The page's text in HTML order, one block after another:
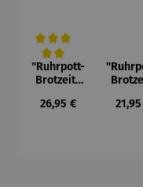
Durchschnittliche
"Ruhrpott-
Brotzeit"
2tlg.-Set
Regulärer Preis:
26,95 €
2tlg.-